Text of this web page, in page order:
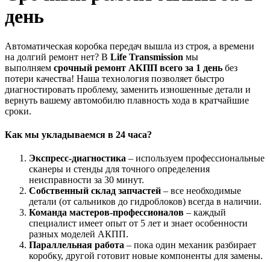
день
Автоматическая коробка передач вышла из строя, а времени
на долгий ремонт нет? В Life Transmission мы
выполняем срочный ремонт АКПП всего за 1 день без
потери качества! Наша технология позволяет быстро
диагностировать проблему, заменить изношенные детали и
вернуть вашему автомобилю плавность хода в кратчайшие
сроки.
Как мы укладываемся в 24 часа?
Экспресс-диагностика – используем профессиональные
сканеры и стенды для точного определения
неисправности за 30 минут.
Собственный склад запчастей – все необходимые
детали (от сальников до гидроблоков) всегда в наличии.
Команда мастеров-профессионалов – каждый
специалист имеет опыт от 5 лет и знает особенности
разных моделей АКПП.
Параллельная работа – пока один механик разбирает
коробку, другой готовит новые компоненты для замены.